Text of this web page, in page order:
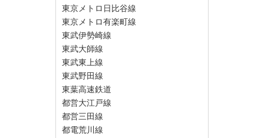
東京メトロ日比谷線
東京メトロ有楽町線
東武伊勢崎線
東武大師線
東武東上線
東武野田線
東葉高速鉄道
都営大江戸線
都営三田線
都電荒川線